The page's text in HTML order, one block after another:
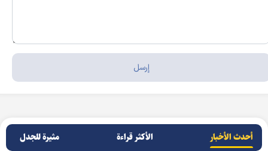
أحدث الأخبار الأکثر قراءة مثيرة للجدل